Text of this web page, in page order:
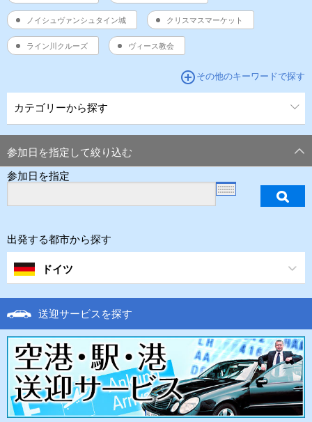
ノイシュヴァンシュタイン城 クリスマスマーケット
ライン川クルーズ ヴィース教会
add_circle_outline その他のキーワードで探す
カテゴリーから探す
参加日を指定して絞り込む
参加日を指定
出発する都市から探す
ドイツ
送迎サービスを探す